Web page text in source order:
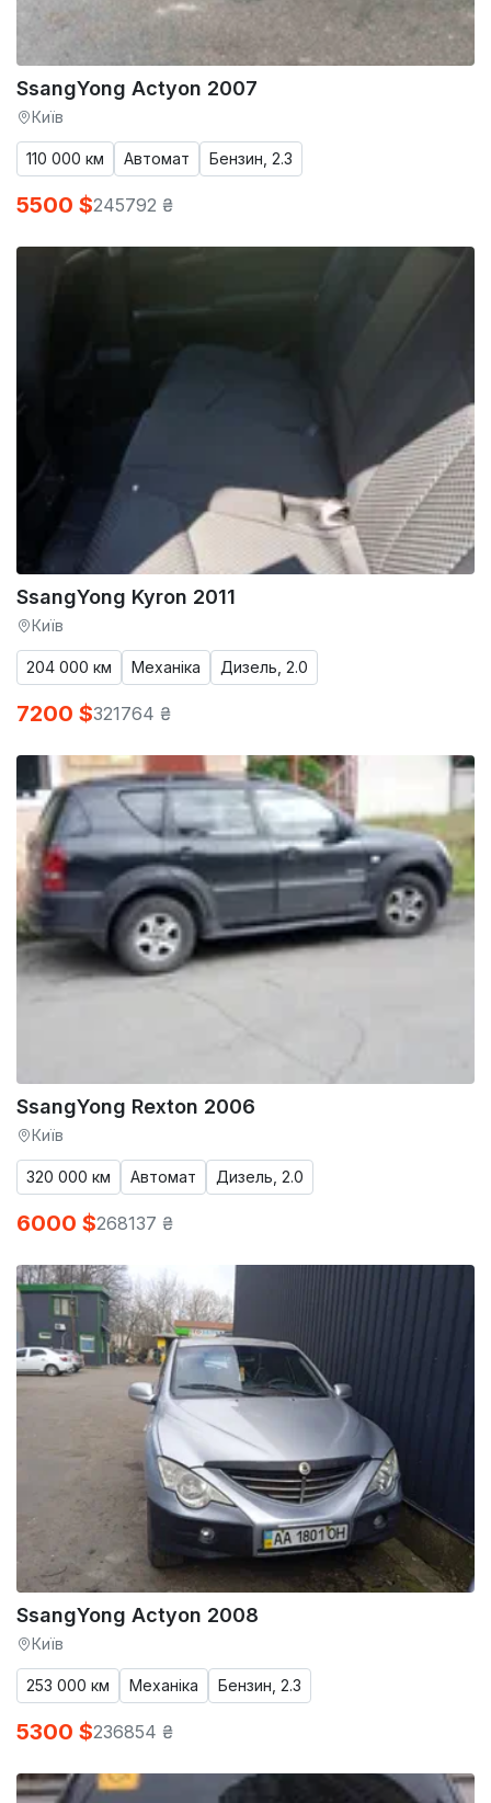
SsangYong Actyon 2007
Київ
110 000 км Автомат Бензин, 2.3
5500 $245792 ₴
SsangYong Kyron 2011
Київ
204 000 км Механіка Дизель, 2.0
7200 $321764 ₴
SsangYong Rexton 2006
Київ
320 000 км Автомат Дизель, 2.0
6000 $268137 ₴
SsangYong Actyon 2008
Київ
253 000 км Механіка Бензин, 2.3
5300 $236854 ₴